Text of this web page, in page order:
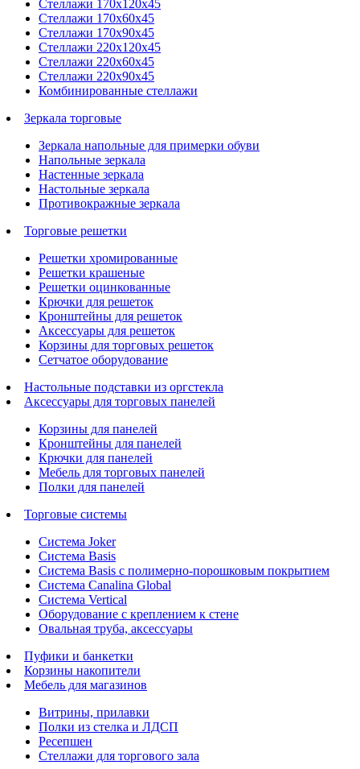
Стеллажи 170х120х45
Стеллажи 170х60х45
Стеллажи 170х90х45
Стеллажи 220х120х45
Стеллажи 220х60х45
Стеллажи 220х90х45
Комбинированные стеллажи
Зеркала торговые
Зеркала напольные для примерки обуви
Напольные зеркала
Настенные зеркала
Настольные зеркала
Противокражные зеркала
Торговые решетки
Решетки хромированные
Решетки крашеные
Решетки оцинкованные
Крючки для решеток
Кронштейны для решеток
Аксессуары для решеток
Корзины для торговых решеток
Сетчатое оборудование
Настольные подставки из оргстекла
Аксессуары для торговых панелей
Корзины для панелей
Кронштейны для панелей
Крючки для панелей
Мебель для торговых панелей
Полки для панелей
Торговые системы
Система Joker
Система Basis
Система Basis с полимерно-порошковым покрытием
Система Canalina Global
Система Vertical
Оборудование с креплением к стене
Овальная труба, аксессуары
Пуфики и банкетки
Корзины накопители
Мебель для магазинов
Витрины, прилавки
Полки из стелка и ЛДСП
Ресепшен
Стеллажи для торгового зала